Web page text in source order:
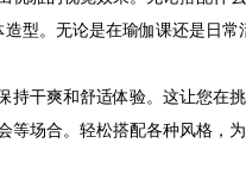
型。无论是在瑜伽课还是日
干爽和舒适体验。这让您在
场合。轻松搭配各种风格，